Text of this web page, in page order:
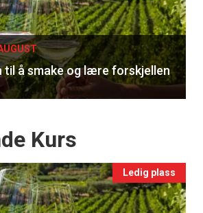
til å smake og lære forskjellen
Kurs
Ledig plass